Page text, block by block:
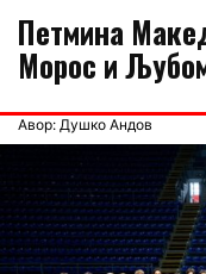
Петмина
Морос и
Авор: Душко Андов